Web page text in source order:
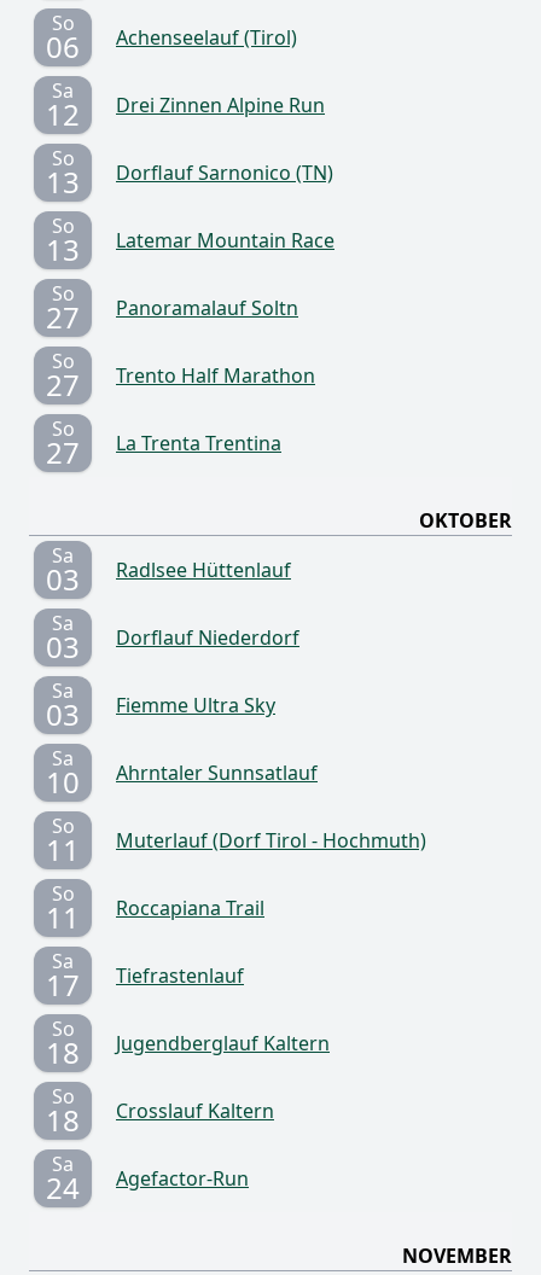
So
06
Achenseelauf (Tirol)
Sa
12
Drei Zinnen Alpine Run
So
13
Dorflauf Sarnonico (TN)
So
13
Latemar Mountain Race
So
27
Panoramalauf Soltn
So
27
Trento Half Marathon
So
27 La Trenta Trentina
OKTOBER
Sa
03
Radlsee Hüttenlauf
Sa
03
Dorflauf Niederdorf
Sa
03
Fiemme Ultra Sky
Sa
10
Ahrntaler Sunnsatlauf
So
11
Muterlauf (Dorf Tirol - Hochmuth)
So
11
Roccapiana Trail
Sa
17
Tiefrastenlauf
So
18
Jugendberglauf Kaltern
So
18
Crosslauf Kaltern
Sa
24 Agefactor-Run
NOVEMBER